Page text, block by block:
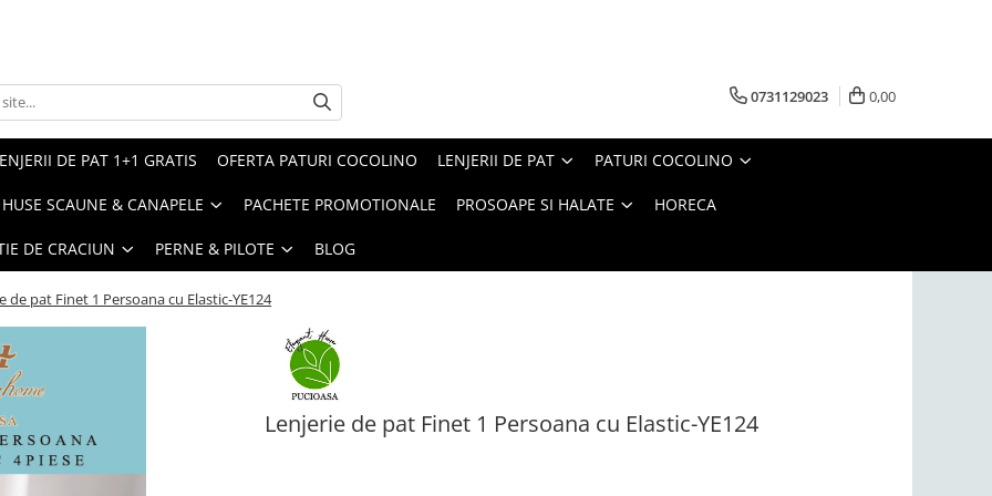
0731129023 0,00
DE PAT 1+1 GRATIS OFERTA PATURI COCOLINO LENJERII DE PAT PATURI COCOLINO
HUSE SCAUNE & CANAPELE PACHETE PROMOTIONALE PROSOAPE SI HALATE HORECA
DE CRACIUN PERNE & PILOTE BLOG
de pat Finet 1 Persoana cu Elastic-YE124
Lenjerie de pat Finet 1 Persoana cu Elastic-YE124